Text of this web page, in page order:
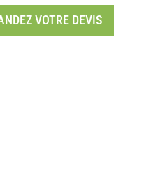
VOTRE DEVIS